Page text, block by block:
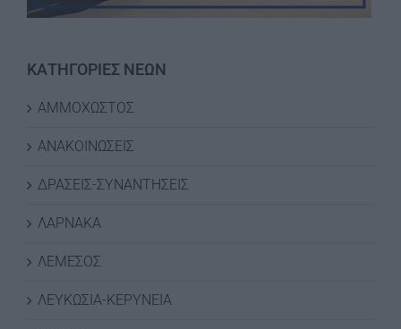
ΚΑΤΗΓΟΡΙΕΣ ΝΕΩΝ
ΑΜΜΟΧΩΣΤΟΣ
ΑΝΑΚΟΙΝΩΣΕΙΣ
ΔΡΑΣΕΙΣ-ΣΥΝΑΝΤΗΣΕΙΣ
ΛΑΡΝΑΚΑ
ΛΕΜΕΣΟΣ
ΛΕΥΚΩΣΙΑ-ΚΕΡΥΝΕΙΑ